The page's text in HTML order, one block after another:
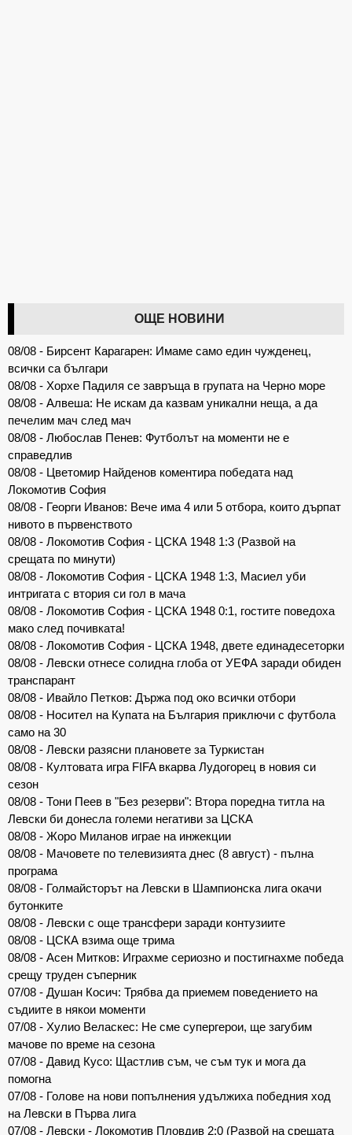
ОЩЕ НОВИНИ
08/08 - Бирсент Карагарен: Имаме само един чужденец,
всички са българи
08/08 - Хорхе Падиля се завръща в групата на Черно море
08/08 - Алвеша: Не искам да казвам уникални неща, а да
печелим мач след мач
08/08 - Любослав Пенев: Футболът на моменти не е
справедлив
08/08 - Цветомир Найденов коментира победата над
Локомотив София
08/08 - Георги Иванов: Вече има 4 или 5 отбора, които дърпат
нивото в първенството
08/08 - Локомотив София - ЦСКА 1948 1:3 (Развой на
срещата по минути)
08/08 - Локомотив София - ЦСКА 1948 1:3, Масиел уби
интригата с втория си гол в мача
08/08 - Локомотив София - ЦСКА 1948 0:1, гостите поведоха
мако след почивката!
08/08 - Локомотив София - ЦСКА 1948, двете единадесеторки
08/08 - Левски отнесе солидна глоба от УЕФА заради обиден
транспарант
08/08 - Ивайло Петков: Държа под око всички отбори
08/08 - Носител на Купата на България приключи с футбола
само на 30
08/08 - Левски разясни плановете за Туркистан
08/08 - Култовата игра FIFA вкарва Лудогорец в новия си
сезон
08/08 - Тони Пеев в "Без резерви": Втора поредна титла на
Левски би донесла големи негативи за ЦСКА
08/08 - Жоро Миланов играе на инжекции
08/08 - Мачовете по телевизията днес (8 август) - пълна
програма
08/08 - Голмайсторът на Левски в Шампионска лига окачи
бутонките
08/08 - Левски с още трансфери заради контузиите
08/08 - ЦСКА взима още трима
08/08 - Асен Митков: Играхме сериозно и постигнахме победа
срещу труден съперник
07/08 - Душан Косич: Трябва да приемем поведението на
съдиите в някои моменти
07/08 - Хулио Веласкес: Не сме супергерои, ще загубим
мачове по време на сезона
07/08 - Давид Кусо: Щастлив съм, че съм тук и мога да
помогна
07/08 - Голове на нови попълнения удължиха победния ход
на Левски в Първа лига
07/08 - Левски - Локомотив Пловдив 2:0 (Развой на срещата